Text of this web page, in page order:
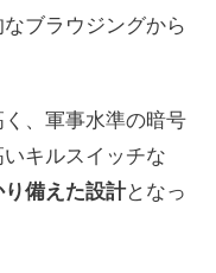
ブラウジングから
、 軍事水準の暗号
キルスイッチな
備えた設計となっ